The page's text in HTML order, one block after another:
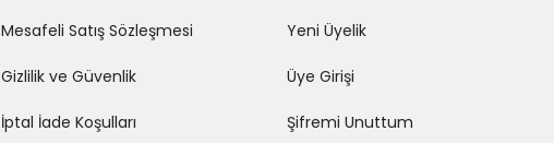
Mesafeli Satış Sözleşmesi
Gizlilik ve Güvenlik
İptal İade Koşulları
Yeni Üyelik
Üye Girişi
Şifremi Unuttum